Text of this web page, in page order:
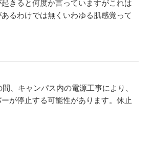
きると何度か言っていますがこれは
るわけでは無くいわゆる肌感覚って
、キャンパス内の電源工事により、
が停止する可能性があります。休止